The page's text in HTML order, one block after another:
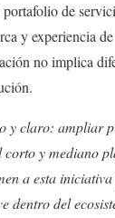
de
y experiencia
no implica
y claro: ampliar
y mediano
a esta
dentro del